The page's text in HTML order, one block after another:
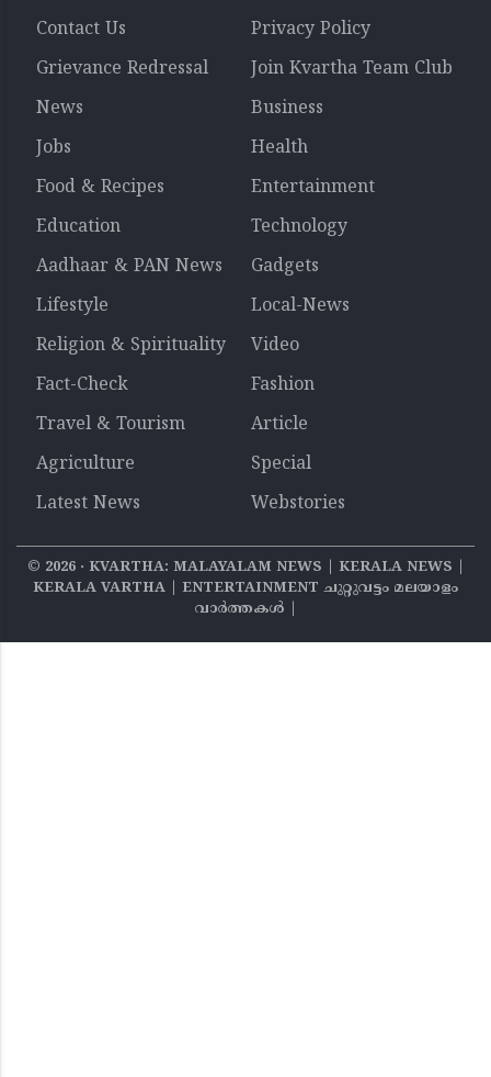
Contact Us
Privacy Policy
Grievance Redressal
Join Kvartha Team Club
News
Business
Jobs
Health
Food & Recipes
Entertainment
Education
Technology
Aadhaar & PAN News
Gadgets
Lifestyle
Local-News
Religion & Spirituality
Video
Fact-Check
Fashion
Travel & Tourism
Article
Agriculture
Special
Latest News
Webstories
© 2026‧ KVARTHA: MALAYALAM NEWS | KERALA NEWS |
KERALA VARTHA | ENTERTAINMENT ചുറ്റുവട്ടം മലയാളം
വാര്‍ത്തകൾ |